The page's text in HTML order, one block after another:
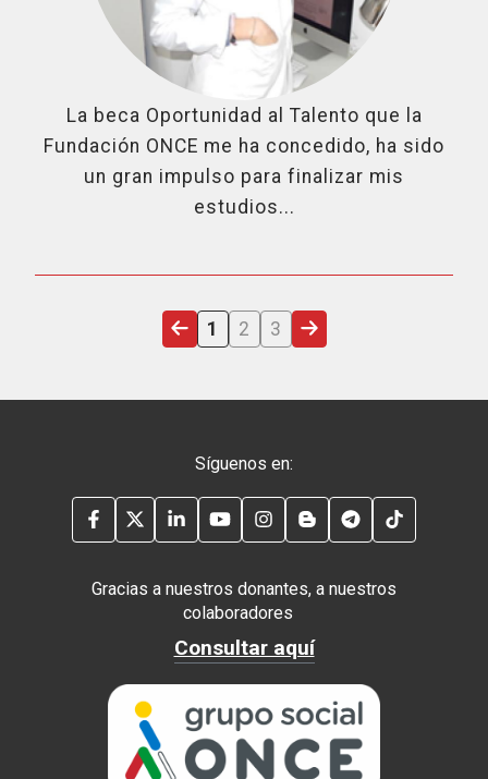
La beca Oportunidad al Talento que la
Fundación ONCE me ha concedido, ha sido
un gran impulso para finalizar mis
estudios...
ÚLTIMA PÁGINA
PÁGINA ACTUAL
1 PÁGINA
2 PÁGINA
3 SIGUIENTE PÁGINA
Síguenos en:
FACEBOOK
TWITTERLINKEDIN
YOUTUBEINSTAGRAM
BLOG TELEGRAM
Gracias a nuestros donantes, a nuestros
colaboradores
Consultar aquí